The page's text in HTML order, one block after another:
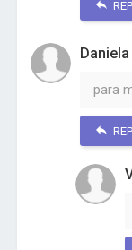
Daniela
para